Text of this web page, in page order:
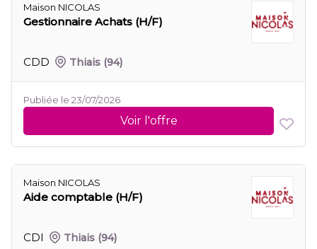
Maison NICOLAS
Gestionnaire Achats (H/F)
CDD Thiais (94)
Publiée le 23/07/2026
Voir l'offre
Maison NICOLAS
Aide comptable (H/F)
CDI Thiais (94)